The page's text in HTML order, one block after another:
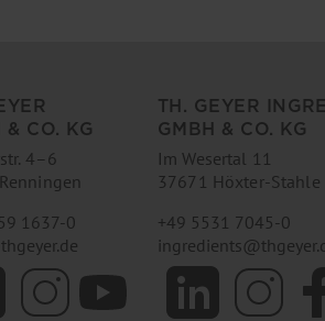
& CO. KG
4–6
1637-0
thgeyer.de
TH. GEYER
GMBH & CO. KG
Im Wesertal 11
37671 Höxter-Stahle
+49 5531 7045-0
ingredients@